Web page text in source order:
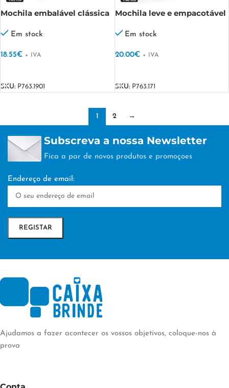
Mochila embalável clássica
Em stock
18.55€ + IVA
SKU: P763.1901
Mochila leve e empacotável
Em stock
20.00€ + IVA
SKU: P763.171
1 2 →
Subscreva a nossa Newsletter
Fica a par de novos produtos e promoçoes
Endereço de email:
Ajudamos a fazer acontecer os vossos objetivos, coloque-nos à
prova